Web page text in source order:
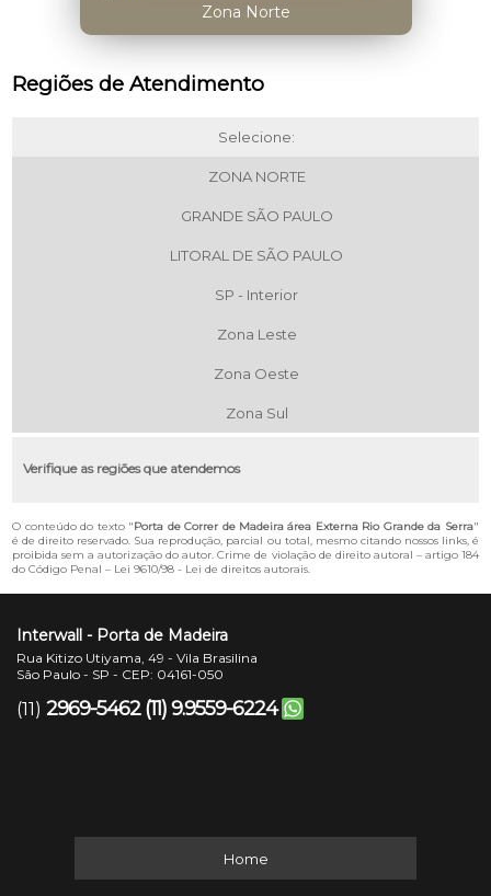
Zona Norte
Regiões de Atendimento
Selecione:
ZONA NORTE
GRANDE SÃO PAULO
LITORAL DE SÃO PAULO
SP - Interior
Zona Leste
Zona Oeste
Zona Sul
Verifique as regiões que atendemos
O conteúdo do texto "Porta de Correr de Madeira área Externa Rio Grande da Serra"
é de direito reservado. Sua reprodução, parcial ou total, mesmo citando nossos links, é
proibida sem a autorização do autor. Crime de violação de direito autoral – artigo 184
do Código Penal – Lei 9610/98 - Lei de direitos autorais.
Interwall - Porta de Madeira
Rua Kitizo Utiyama, 49 - Vila Brasilina
São Paulo - SP - CEP: 04161-050
(11) 2969-5462 (11) 9.9559-6224
Home